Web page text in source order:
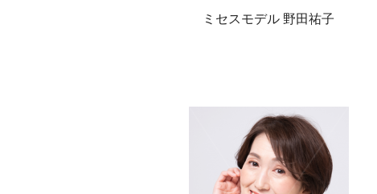
ミセスモデル 野田祐子